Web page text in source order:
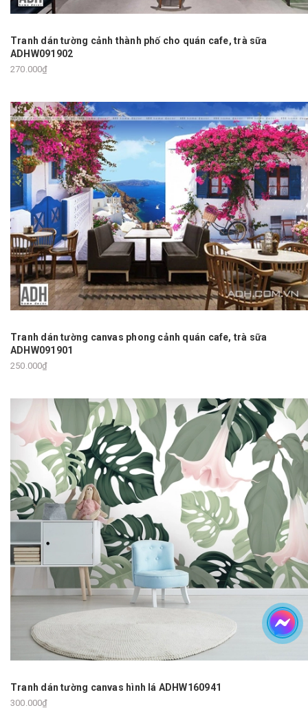
Tranh dán tường cảnh thành phố cho quán cafe, trà sữa
ADHW091902
270.000₫
Tranh dán tường canvas phong cảnh quán cafe, trà sữa
ADHW091901
250.000₫
Tranh dán tường canvas hình lá ADHW160941
300.000₫